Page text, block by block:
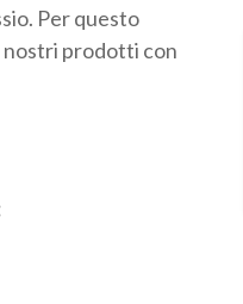
Per questo
prodotti con